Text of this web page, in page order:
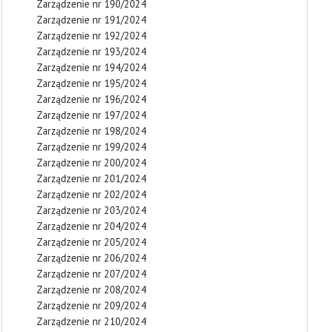
Zarządzenie nr 190/2024
Zarządzenie nr 191/2024
Zarządzenie nr 192/2024
Zarządzenie nr 193/2024
Zarządzenie nr 194/2024
Zarządzenie nr 195/2024
Zarządzenie nr 196/2024
Zarządzenie nr 197/2024
Zarządzenie nr 198/2024
Zarządzenie nr 199/2024
Zarządzenie nr 200/2024
Zarządzenie nr 201/2024
Zarządzenie nr 202/2024
Zarządzenie nr 203/2024
Zarządzenie nr 204/2024
Zarządzenie nr 205/2024
Zarządzenie nr 206/2024
Zarządzenie nr 207/2024
Zarządzenie nr 208/2024
Zarządzenie nr 209/2024
Zarządzenie nr 210/2024